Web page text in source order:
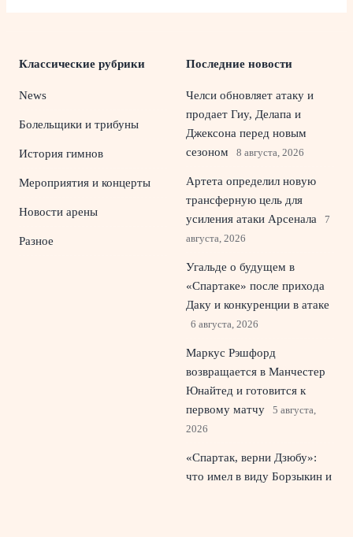
Классические рубрики
News
Болельщики и трибуны
История гимнов
Мероприятия и концерты
Новости арены
Разное
Последние новости
Челси обновляет атаку и
продает Гиу, Делапа и
Джексона перед новым
сезоном
8 августа, 2026
Артета определил новую
трансферную цель для
усиления атаки Арсенала
7
августа, 2026
Угальде о будущем в
«Спартаке» после прихода
Даку и конкуренции в атаке
6 августа, 2026
Маркус Рэшфорд
возвращается в Манчестер
Юнайтед и готовится к
первому матчу
5 августа,
2026
«Спартак, верни Дзюбу»:
что имел в виду Борзыкин и